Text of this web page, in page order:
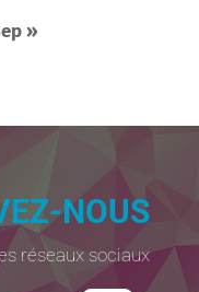
»
NOUS
réseaux sociaux